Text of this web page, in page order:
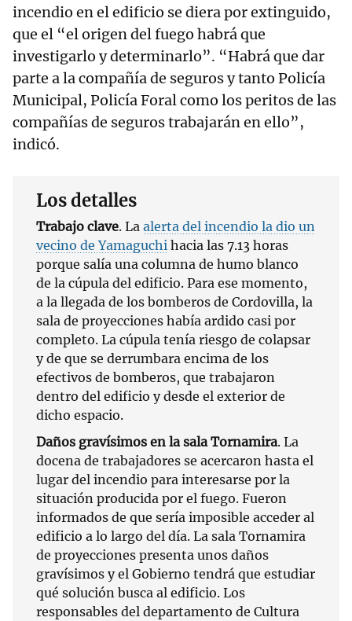
incendio en el edificio se diera por extinguido,
que el “el origen del fuego habrá que
investigarlo y determinarlo”. “Habrá que dar
parte a la compañía de seguros y tanto Policía
Municipal, Policía Foral como los peritos de las
compañías de seguros trabajarán en ello”,
indicó.
Los detalles
Trabajo clave. La alerta del incendio la dio un
vecino de Yamaguchi hacia las 7.13 horas
porque salía una columna de humo blanco
de la cúpula del edificio. Para ese momento,
a la llegada de los bomberos de Cordovilla, la
sala de proyecciones había ardido casi por
completo. La cúpula tenía riesgo de colapsar
y de que se derrumbara encima de los
efectivos de bomberos, que trabajaron
dentro del edificio y desde el exterior de
dicho espacio.
Daños gravísimos en la sala Tornamira. La
docena de trabajadores se acercaron hasta el
lugar del incendio para interesarse por la
situación producida por el fuego. Fueron
informados de que sería imposible acceder al
edificio a lo largo del día. La sala Tornamira
de proyecciones presenta unos daños
gravísimos y el Gobierno tendrá que estudiar
qué solución busca al edificio. Los
responsables del departamento de Cultura